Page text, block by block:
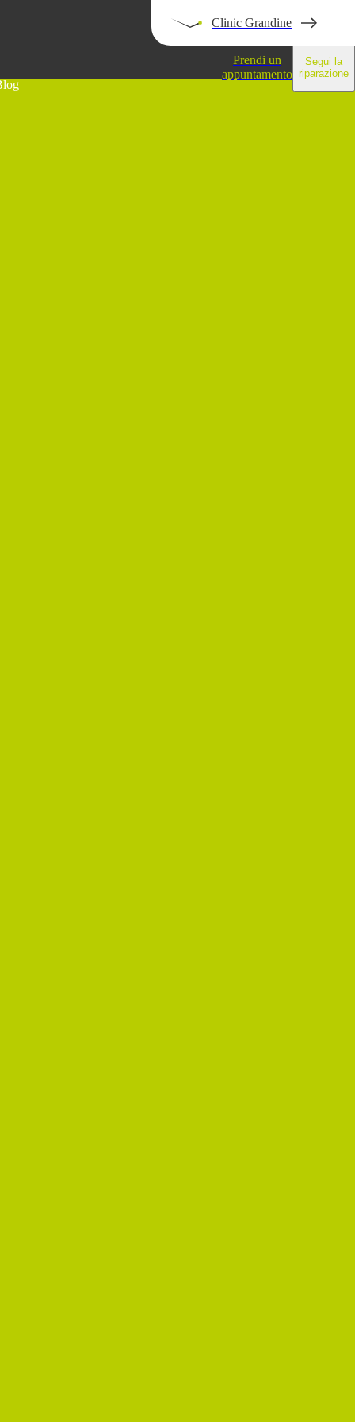
Prendi un
appuntamento
Segui la
riparazione
Clinic Grandine